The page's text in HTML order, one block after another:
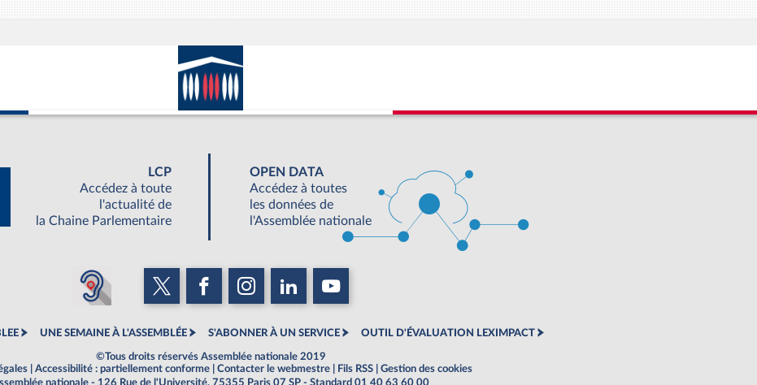
LCP
Accédez à toute
l'actualité de
la Chaine Parlementaire
OPEN DATA
Accédez à toutes
les données de
l'Assemblée nationale
UNE SEMAINE À L'ASSEMBLÉE S'ABONNER À UN SERVICE OUTIL D'ÉVALUATION LEXIMPACT
©Tous droits réservés Assemblée nationale 2019
Accessibilité : partiellement conforme Contacter le webmestre Fils RSS
Gestion des cookies
nationale - 126 Rue de l'Université, 75355 Paris 07 SP - Standard 01 40 63 60 00